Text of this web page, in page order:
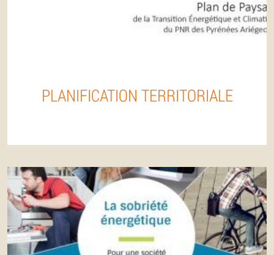
PLANIFICATION TERRITORIALE